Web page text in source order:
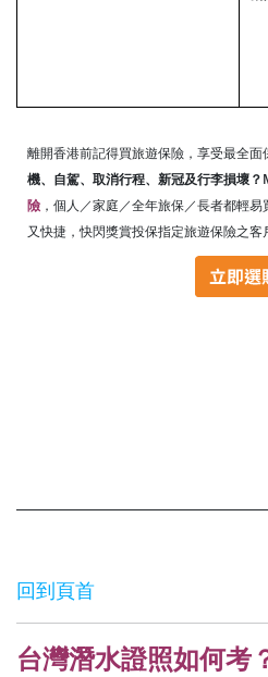
離開香港前記得買旅遊保險，享受最全
機、自駕、取消行程、新冠及行李損壞
險 ，個人／家庭／全年旅保／長者都輕
又快捷，快閃獎賞投保指定旅遊保險之客
回到頁首
台灣潛水證照如何考